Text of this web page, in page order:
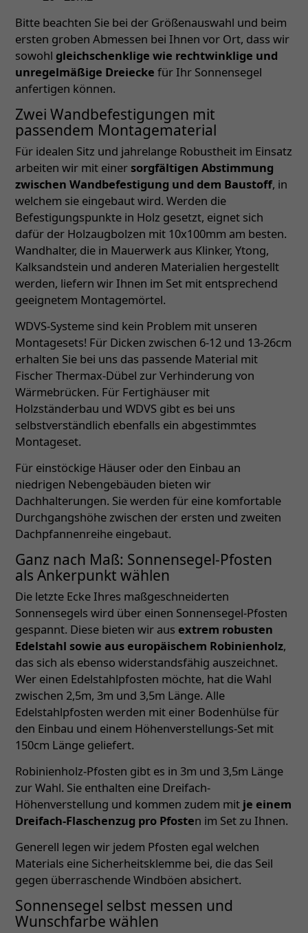
Bitte beachten Sie bei der Größenauswahl und beim
ersten groben Abmessen bei Ihnen vor Ort, dass wir
sowohl gleichschenklige wie rechtwinklige und
unregelmäßige Dreiecke für Ihr Sonnensegel
anfertigen können.
Zwei Wandbefestigungen mit
passendem Montagematerial
Für idealen Sitz und jahrelange Robustheit im Einsatz
arbeiten wir mit einersorgfältigen Abstimmung
zwischen Wandbefestigung und dem Baustoff, in
welchem sie eingebaut wird. Werden die
Befestigungspunkte in Holz gesetzt, eignet sich
dafür der Holzaugbolzen mit 10x100mm am besten.
Wandhalter, die in Mauerwerk aus Klinker, Ytong,
Kalksandstein und anderen Materialien hergestellt
werden, liefern wir Ihnen im Set mit entsprechend
geeignetem Montagemörtel.
WDVS-Systeme sind kein Problem mit unseren
Montagesets! Für Dicken zwischen 6-12 und 13-26cm
erhalten Sie bei uns das passende Material mit
Fischer Thermax-Dübel zur Verhinderung von
Wärmebrücken. Für Fertighäuser mit
Holzständerbau und WDVS gibt es bei uns
selbstverständlich ebenfalls ein abgestimmtes
Montageset.
Für einstöckige Häuser oder den Einbau an
niedrigen Nebengebäuden bieten wir
Dachhalterungen. Sie werden für eine komfortable
Durchgangshöhe zwischen der ersten und zweiten
Dachpfannenreihe eingebaut.
Ganz nach Maß: Sonnensegel-Pfosten
als Ankerpunkt wählen
Die letzte Ecke Ihres maßgeschneiderten
Sonnensegels wird über einen Sonnensegel-Pfosten
gespannt. Diese bieten wir aus extrem robusten
Edelstahl sowie aus europäischem Robinienholz,
das sich als ebenso widerstandsfähig auszeichnet.
Wer einen Edelstahlpfosten möchte, hat die Wahl
zwischen 2,5m, 3m und 3,5m Länge. Alle
Edelstahlpfosten werden mit einer Bodenhülse für
den Einbau und einem Höhenverstellungs-Set mit
150cm Länge geliefert.
Robinienholz-Pfosten gibt es in 3m und 3,5m Länge
zur Wahl. Sie enthalten eine Dreifach-
Höhenverstellung und kommen zudem mit je einem
Dreifach-Flaschenzug pro Pfosten im Set zu Ihnen.
Generell legen wir jedem Pfosten egal welchen
Materials eine Sicherheitsklemme bei, die das Seil
gegen überraschende Windböen absichert.
Sonnensegel selbst messen und
Wunschfarbe wählen